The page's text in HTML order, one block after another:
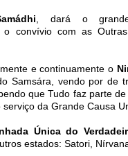
, dará o
convívio com as Outras
e continuamente o
Samsára, vendo por de
que Tudo faz parte
serviço da Grande Causa
Única do
estados: Satori,